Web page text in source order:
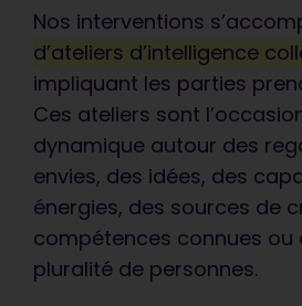
Nos interventions
d’ateliers d’intelligence
impliquant les parties
Ces ateliers sont
dynamique autour des
envies, des idées, des
énergies, des sources de
compétences connues ou
pluralité de personnes.
synthétique,
vendeur. C’est
correspond tout à
nous
vraiment
Communauté